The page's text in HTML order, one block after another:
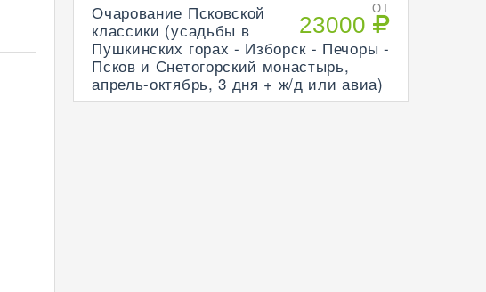
ОТ
23000
Очарование Псковской
классики (усадьбы в
Пушкинских горах - Изборск - Печоры -
Псков и Снетогорский монастырь,
апрель-октябрь, 3 дня + ж/д или авиа)